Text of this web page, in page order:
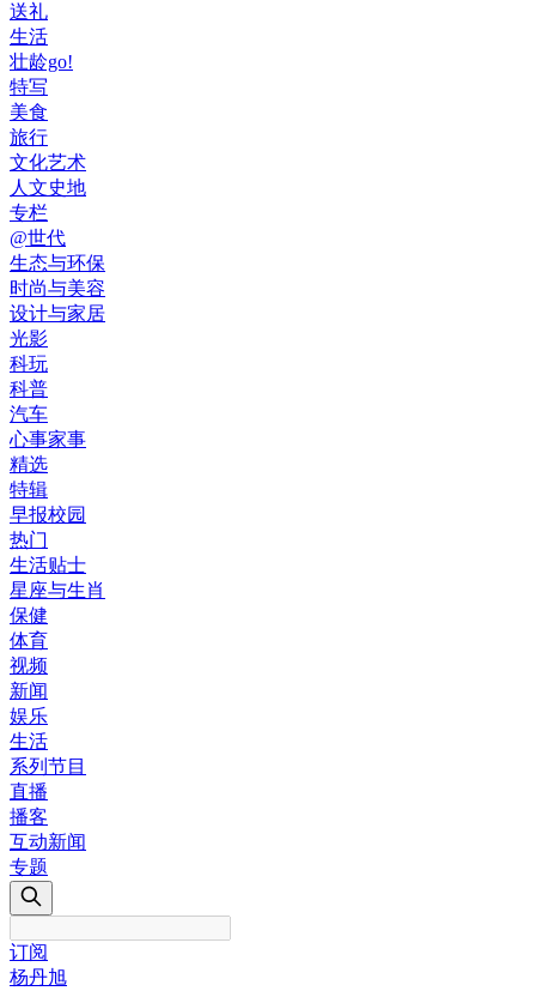
送礼
生活
壮龄go!
特写
美食
旅行
文化艺术
人文史地
专栏
@世代
生态与环保
时尚与美容
设计与家居
光影
科玩
科普
汽车
心事家事
精选
特辑
早报校园
热门
生活贴士
星座与生肖
保健
体育
视频
新闻
娱乐
生活
系列节目
直播
播客
互动新闻
专题
订阅
杨丹旭